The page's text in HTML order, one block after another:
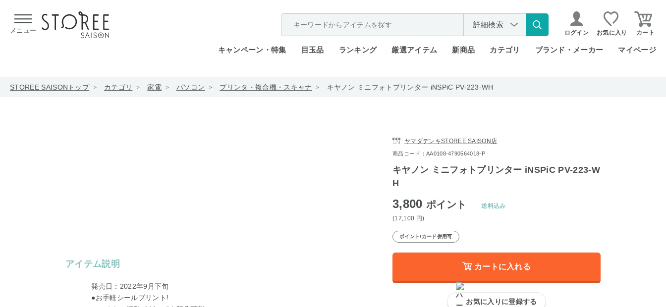
メニュー
詳細検索
ログイン お気に入り カート
キャンペーン・特集 目玉品 ランキング 厳選アイテム 新商品 カテゴリ ブランド・メーカー マイページ
STOREE SAISONトップ カテゴリ 家電 パソコン プリンタ・複合機・スキャナ キヤノン ミニフォトプリンター iNSPiC PV-223-WH
アイテム説明
発売日：2022年9月下旬
●お手軽シールプリント!
ヤマダデンキSTOREE SAISON店
商品コード：AA0108-4790564018-P
キヤノン ミニフォトプリンター iNSPiC PV-223-W
H
3,800 ポイント
(17,100 円)
送料込み
ポイント/カード併用可
カートに入れる
お気に入りに登録する